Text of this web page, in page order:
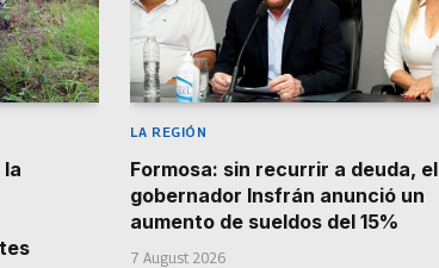
LA REGIÓN
Formosa: sin recurrir a deuda, el
gobernador Insfrán anunció un
aumento de sueldos del 15%
7 August 2026